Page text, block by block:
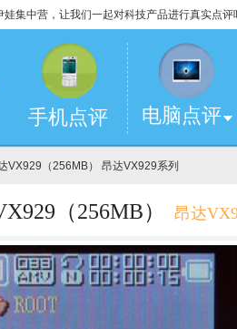
集中营，让我们一起对科技产品进行真实点评
手机点评 电脑点评
VX929（256MB） 昂达VX929系列
（256MB） 昂达